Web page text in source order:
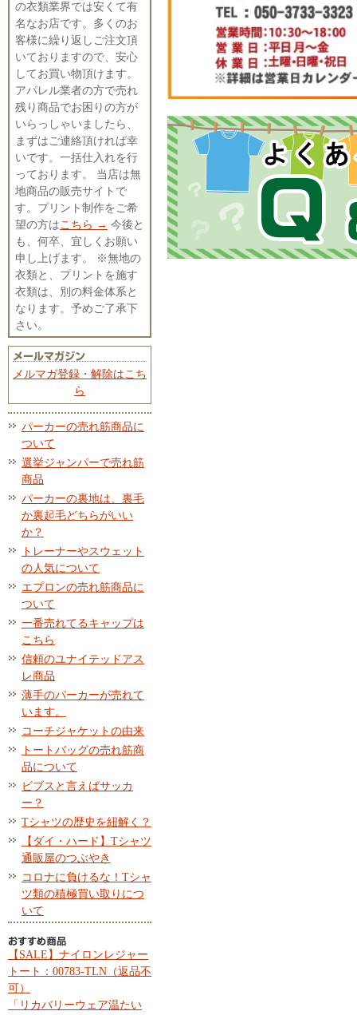
の衣類業界では安くて有
名なお店です。多くのお
客様に繰り返しご注文頂
いておりますので、安心
してお買い物頂けます。
アパレル業者の方で売れ
残り商品でお困りの方が
いらっしゃいましたら、
まずはご連絡頂ければ幸
いです。一括仕入れを行
っております。 当店は無
地商品の販売サイトで
す。プリント制作をご希
望の方はこちら → 今後と
も、何卒、宜しくお願い
申し上げます。 ※無地の
衣類と、プリントを施す
衣類は、別の料金体系と
なります。予めご了承下
さい。
メルマガ登録・解除はこち
ら
パーカーの売れ筋商品に
ついて
選挙ジャンパーで売れ筋
商品
パーカーの裏地は、裏毛
か裏起毛どちらがいい
か？
トレーナーやスウェット
の人気について
エプロンの売れ筋商品に
ついて
一番売れてるキャップは
こちら
信頼のユナイテッドアス
レ商品
薄手のパーカーが売れて
います。
コーチジャケットの由来
トートバッグの売れ筋商
品について
ビブスと言えばサッカ
ー？
Tシャツの歴史を紐解く？
【ダイ・ハード】Tシャツ
通販屋のつぶやき
コロナに負けるな！Tシャ
ツ類の積極買い取りにつ
いて
【SALE】ナイロンレジャー
トート：00783-TLN（返品不
可）
「リカバリーウェア温たい